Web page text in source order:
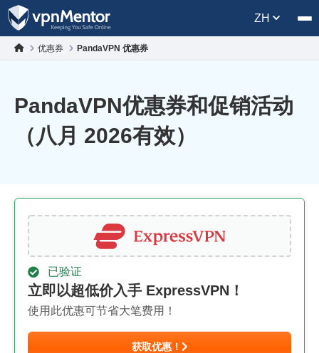
ZH
优惠券 PandaVPN 优惠券
PandaVPN优惠券和促销活动
（八月 2026有效）
已验证
立即以超低价入手 ExpressVPN！
使用此优惠可节省大笔费用！
获取优惠！